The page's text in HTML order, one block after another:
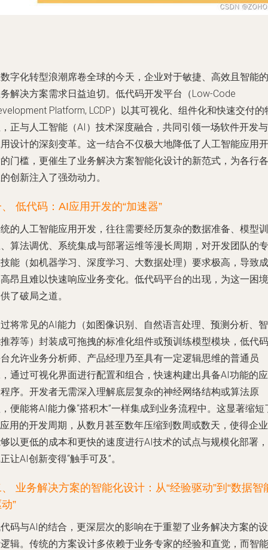
字化转型浪潮席卷全球的今天，企业对于敏捷、高效且智能的
解决方案需求日益迫切。低代码开发平台（Low-Code
Platform, LCDP）以其可视化、组件化和快速交付的
正与人工智能（AI）技术深度融合，共同引领一场软件开发与
设计的深刻变革。这一结合不仅极大地降低了人工智能应用开
门槛，更催生了业务解决方案智能化设计的新范式，为各行各
创新注入了强劲动力。
低代码：AI应用开发的“加速器”
的人工智能应用开发，往往需要经历复杂的数据准备、模型训
算法调优、系统集成与部署运维等漫长周期，对开发团队的专
能（如机器学习、深度学习、大数据处理）要求极高，导致成
昂且难以快速响应业务变化。低代码平台的出现，为这一困境
了破局之道。
将常见的AI能力（如图像识别、自然语言处理、预测分析、智
荐等）封装成可拖拽的标准化组件或预训练模型模块，低代码
允许业务分析师、产品经理乃至具有一定逻辑思维的普通员
通过可视化界面进行配置和组合，快速构建出具备AI功能的应
序。开发者无需深入理解底层复杂的神经网络结构或算法原
便能将AI能力像“搭积木”一样集成到业务流程中。这显著缩短
用的开发周期，从数月甚至数年压缩到数周或数天，使得企业
以更低的成本和更快的速度进行AI技术的试点与规模化部署，
让AI创新变得“触手可及”。
业务解决方案的智能化设计：从“经验驱动”到“数据智
”
码与AI的结合，更深层次的影响在于重塑了业务解决方案的设
辑。传统的方案设计多依赖于业务专家的经验和直觉，而智能